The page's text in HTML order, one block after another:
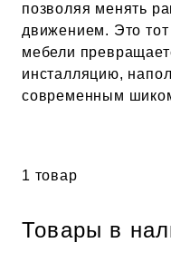
позволяя менять
движением. Это тот
мебели
инсталляцию,
современным
Товары в
1 товар